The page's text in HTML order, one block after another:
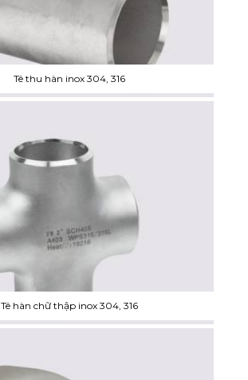
Tê thu hàn inox 304, 316
Tê hàn chữ thập inox 304, 316